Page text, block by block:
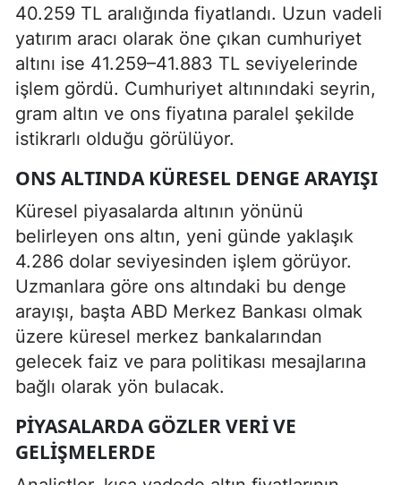
40.259 TL aralığında fiyatlandı. Uzun vadeli
yatırım aracı olarak öne çıkan cumhuriyet
altını ise 41.259–41.883 TL seviyelerinde
işlem gördü. Cumhuriyet altınındaki seyrin,
gram altın ve ons fiyatına paralel şekilde
istikrarlı olduğu görülüyor.
ONS ALTINDA KÜRESEL DENGE ARAYIŞI
Küresel piyasalarda altının yönünü
belirleyen ons altın, yeni günde yaklaşık
4.286 dolar seviyesinden işlem görüyor.
Uzmanlara göre ons altındaki bu denge
arayışı, başta ABD Merkez Bankası olmak
üzere küresel merkez bankalarından
gelecek faiz ve para politikası mesajlarına
bağlı olarak yön bulacak.
PIYASALARDA GÖZLER VERI VE
GELIŞMELERDE